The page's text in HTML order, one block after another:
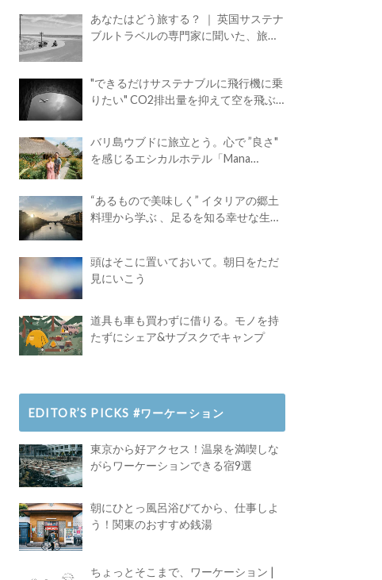
あなたはどう旅する？ ｜ 英国サステナ
ブルトラベルの専門家に聞いた、旅の
"できるだけサステナブルに飛行機に乗
りたい" CO2排出量を抑えて空を飛ぶ
バリ島ウブドに旅立とう。心で ”良さ"
を感じるエシカルホテル「Mana
“あるもので美味しく” イタリアの郷土
料理から学ぶ 、足るを知る幸せな生き
頭はそこに置いておいて。朝日をただ
見にいこう
道具も車も買わずに借りる。モノを持
たずにシェア&サブスクでキャンプ
EDITOR’S PICKS #ワーケーション
東京から好アクセス！温泉を満喫しな
がらワーケーションできる宿9選
朝にひとっ風呂浴びてから、仕事しよ
う！関東のおすすめ銭湯
ちょっとそこまで、ワーケーション |